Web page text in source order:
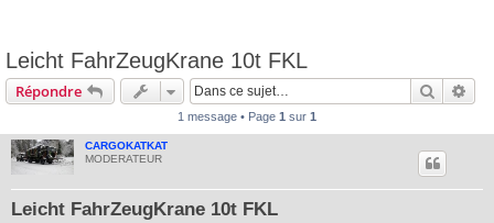
Leicht FahrZeugKrane 10t FKL
Répondre
1 message • Page 1 sur 1
CARGOKATKAT
MODERATEUR
Leicht FahrZeugKrane 10t FKL